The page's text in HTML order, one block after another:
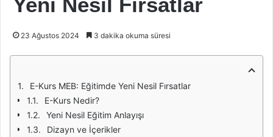
23 Ağustos 2024 3 dakika okuma süresi
E-Kurs MEB: Eğitimde Yeni Nesil Fırsatlar
E-Kurs Nedir?
Yeni Nesil Eğitim Anlayışı
Dizayn ve İçerikler